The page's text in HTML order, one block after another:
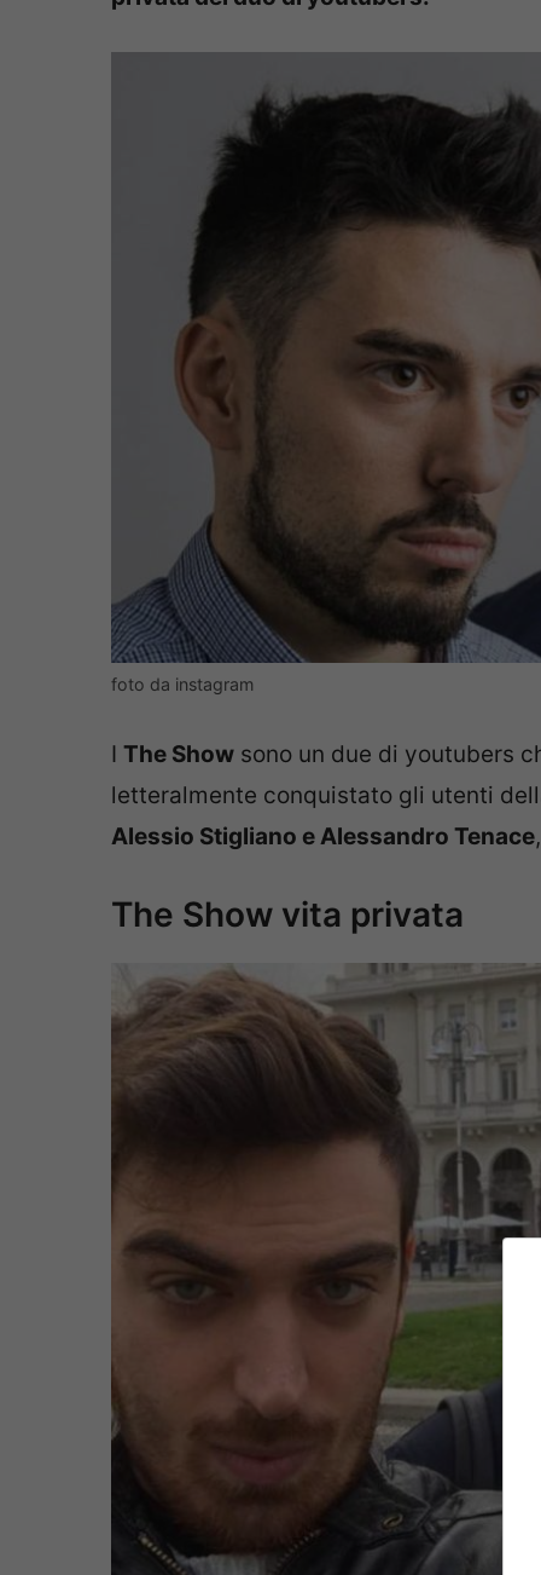
foto da instagram
I The Show sono un due di youtubers
letteralmente conquistato gli utenti
Alessio Stigliano e Alessandro Tenace
The Show vita privata